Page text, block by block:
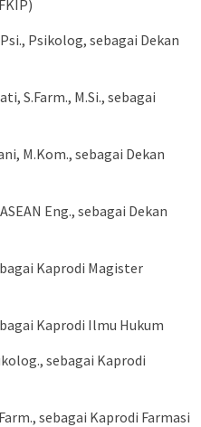
Psikolog, sebagai Dekan
S.Farm., M.Si., sebagai
M.Kom., sebagai Dekan
Eng., sebagai Dekan
Kaprodi Magister
Kaprodi Ilmu Hukum
sebagai Kaprodi
sebagai Kaprodi Farmasi